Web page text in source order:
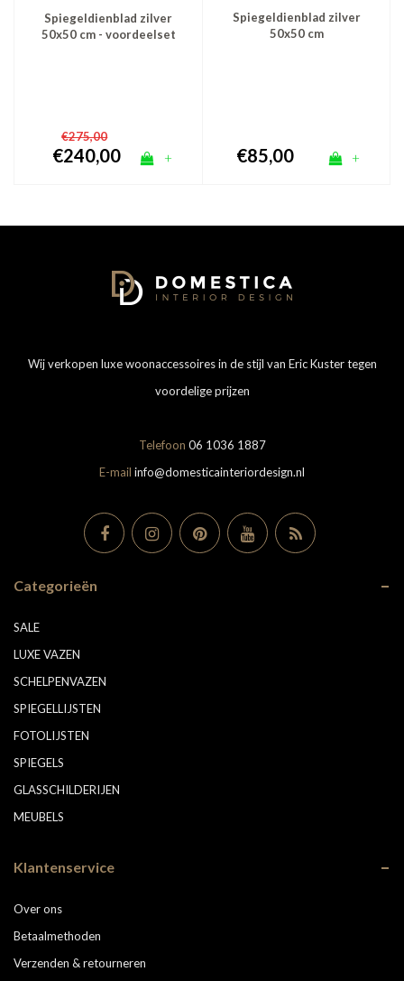
Spiegeldienblad zilver
50x50 cm - voordeelset
€275,00
€240,00 +
Spiegeldienblad zilver
50x50 cm
€85,00 +
Wij verkopen luxe woonaccessoires in de stijl van Eric Kuster tegen
voordelige prijzen
Telefoon 06 1036 1887
E-mail info@domesticainteriordesign.nl
Categorieën
SALE
LUXE VAZEN
SCHELPENVAZEN
SPIEGELLIJSTEN
FOTOLIJSTEN
SPIEGELS
GLASSCHILDERIJEN
MEUBELS
Klantenservice
Over ons
Betaalmethoden
Verzenden & retourneren